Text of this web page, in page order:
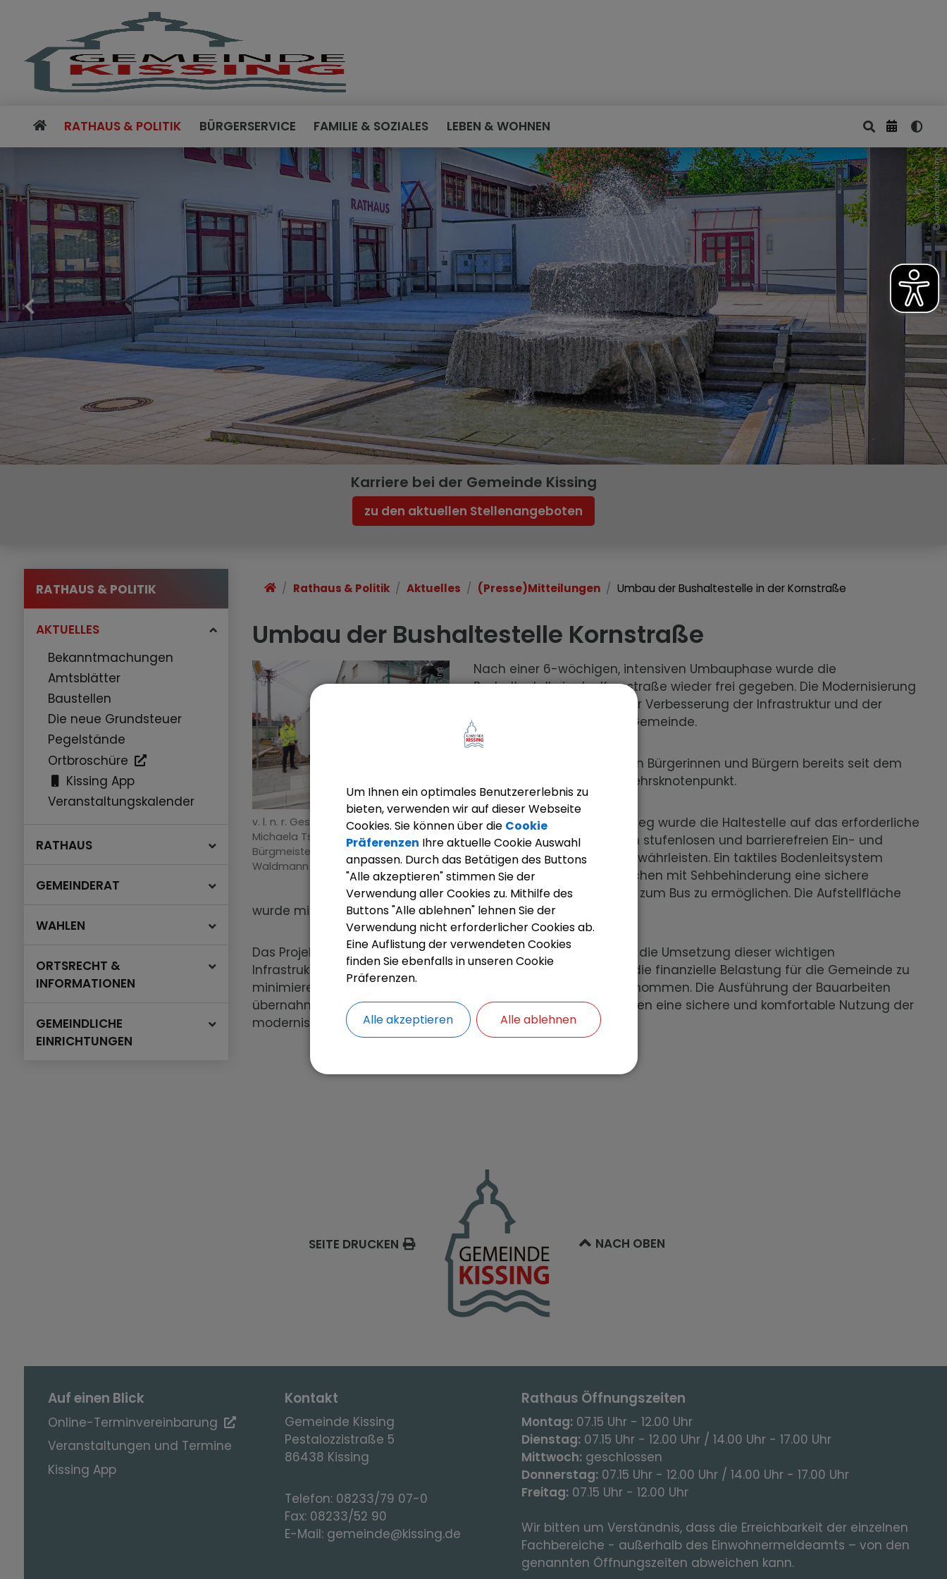
RATHAUS & POLITIK BÜRGERSERVICE FAMILIE & SOZIALES LEBEN & WOHNEN
Gemeinde Kissing
Karriere bei der Gemeinde Kissing
zu den aktuellen Stellenangeboten
RATHAUS & POLITIK
AKTUELLES
Bekanntmachungen
Amtsblätter
Baustellen
Die neue Grundsteuer
Pegelstände
Ortbroschüre
Kissing App
Veranstaltungskalender
RATHAUS
GEMEINDERAT
WAHLEN
ORTSRECHT &
INFORMATIONEN
GEMEINDLICHE
EINRICHTUNGEN
Rathaus & Politik Aktuelles (Presse)Mitteilungen Umbau der Bushaltestelle in der Kornstraße
Umbau der Bushaltestelle Kornstraße
Gemeinde Kissing
v. l. n. r. Geschäftsleiter Bernd Miller,
Michaela Tschirner, Monika Tschirner,
Bürgmeister Reinhard Gürtner, Reiner
Waldmann (Tiefbau)
Nach einer 6-wöchigen, intensiven Umbauphase wurde die
Bushaltestelle in der Kornstraße wieder frei gegeben. Die Modernisierung
war ein wichtiger Schritt zur Verbesserung der Infrastruktur und der
Barrierefreiheit in unserer Gemeinde.
Die Bushaltestelle dient den Bürgerinnen und Bürgern bereits seit dem
Jahr 1971 als zentraler Verkehrsknotenpunkt.
Für den barrierefreien Einstieg wurde die Haltestelle auf das erforderliche
Niveau gebracht, um einen stufenlosen und barrierefreien Ein- und
Ausstieg in die Busse zu gewährleisten. Ein taktiles Bodenleitsystem
wurde installiert, um Menschen mit Sehbehinderung eine sichere
Orientierung und den Weg zum Bus zu ermöglichen. Die Aufstellfläche
wurde mit langlebigem und robustem Beton neu hergestellt.
Das Projekt belief sich auf Gesamtkosten von ca. 130.000 €. Für die Umsetzung dieser wichtigen
Infrastrukturmaßnahme wurde eine Förderung beantragt, um die finanzielle Belastung für die Gemeinde zu
minimieren. Die Planung wurde vom Ingenieurbüro Arnold übernommen. Die Ausführung der Bauarbeiten
übernahm die Firma Ditsch. Wir wünschen all unseren Fahrgästen eine sichere und komfortable Nutzung der
modernisierten Haltestelle.
SEITE DRUCKEN NACH OBEN
Auf einen Blick
Online-Terminvereinbarung
Veranstaltungen und Termine
Kissing App
Kontakt
Gemeinde Kissing
Pestalozzistraße 5
86438 Kissing
Telefon: 08233/79 07-0
Fax: 08233/52 90
E-Mail: gemeinde@kissing.de
Rathaus Öffnungszeiten
Montag: 07.15 Uhr - 12.00 Uhr
Dienstag: 07.15 Uhr - 12.00 Uhr / 14.00 Uhr - 17.00 Uhr
Mittwoch: geschlossen
Donnerstag: 07.15 Uhr - 12.00 Uhr / 14.00 Uhr - 17.00 Uhr
Freitag: 07.15 Uhr - 12.00 Uhr
Wir bitten um Verständnis, dass die Erreichbarkeit der einzelnen
Fachbereiche - außerhalb des Einwohnermeldeamts – von den
genannten Öffnungszeiten abweichen kann.
Um Ihnen ein optimales Benutzererlebnis zu
bieten, verwenden wir auf dieser Webseite
Cookies. Sie können über die Cookie
Präferenzen Ihre aktuelle Cookie Auswahl
anpassen. Durch das Betätigen des Buttons
"Alle akzeptieren" stimmen Sie der
Verwendung aller Cookies zu. Mithilfe des
Buttons "Alle ablehnen" lehnen Sie der
Verwendung nicht erforderlicher Cookies ab.
Eine Auflistung der verwendeten Cookies
finden Sie ebenfalls in unseren Cookie
Präferenzen.
Alle akzeptieren Alle ablehnen